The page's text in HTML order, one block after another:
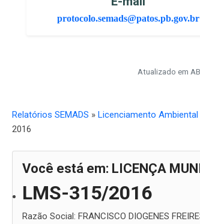
protocolo.semads@patos.pb.gov.br
Atualizado em
Relatórios SEMADS » Licenciamento Ambiental
2016
Você está em: LICENÇA
LMS-315/2016
Razão Social: FRANCISCO DIOGENES